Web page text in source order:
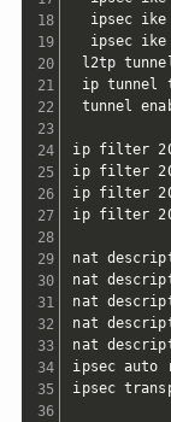
ipsec ike
ipsec
l2tp
ip tunnel
tunnel
ip filter
ip filter
ip filter
ip filter
nat
nat
nat
nat
nat
ipsec auto
ipsec